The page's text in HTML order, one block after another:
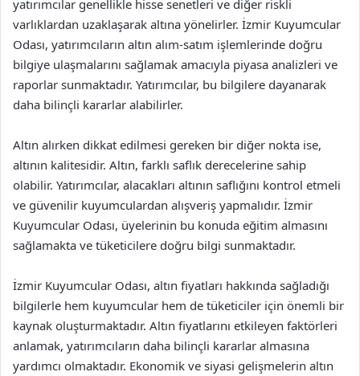
yatırımcılar genellikle hisse senetleri ve diğer riskli
varlıklardan uzaklaşarak altına yönelirler. İzmir Kuyumcular
Odası, yatırımcıların altın alım-satım işlemlerinde doğru
bilgiye ulaşmalarını sağlamak amacıyla piyasa analizleri ve
raporlar sunmaktadır. Yatırımcılar, bu bilgilere dayanarak
daha bilinçli kararlar alabilirler.
Altın alırken dikkat edilmesi gereken bir diğer nokta ise,
altının kalitesidir. Altın, farklı saflık derecelerine sahip
olabilir. Yatırımcılar, alacakları altının saflığını kontrol etmeli
ve güvenilir kuyumculardan alışveriş yapmalıdır. İzmir
Kuyumcular Odası, üyelerinin bu konuda eğitim almasını
sağlamakta ve tüketicilere doğru bilgi sunmaktadır.
İzmir Kuyumcular Odası, altın fiyatları hakkında sağladığı
bilgilerle hem kuyumcular hem de tüketiciler için önemli bir
kaynak oluşturmaktadır. Altın fiyatlarını etkileyen faktörleri
anlamak, yatırımcıların daha bilinçli kararlar almasına
yardımcı olmaktadır. Ekonomik ve siyasi gelişmelerin altın